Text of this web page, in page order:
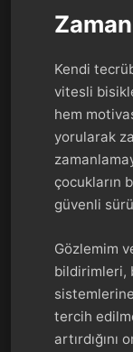
Kendi
vitesli
hem
yorularak
çocukların
güvenli
Gözlemim
bildirimleri,
tercih
artırdığını